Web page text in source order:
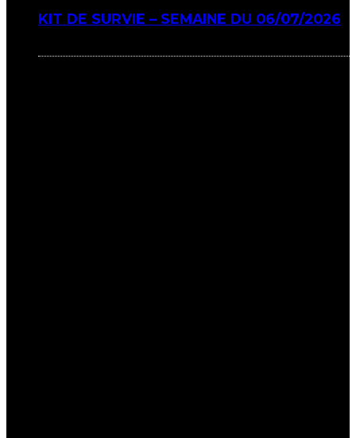
KIT DE SURVIE – SEMAINE DU 06/07/2026